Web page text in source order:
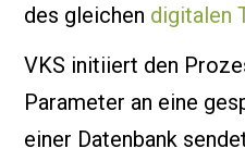
des gleichen digitalen
VKS initiiert den
Parameter an eine
einer Datenbank